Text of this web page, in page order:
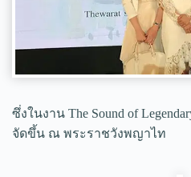
ซึ่งในงาน The Sound of
จัดขึ้น ณ พระราชวังพญาไท